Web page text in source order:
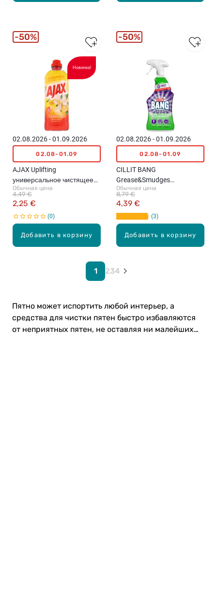
Новинка!
Добавить в корзину
02.08.2026 - 01.09.2026
02.08-01.09
AJAX Uplifting
универсальное чистящее
средство, 1л
Обычная цена
2,25 €
4,49 €
0
50%
Добавить в корзину
02.08.2026 - 01.09.2026
02.08-01.09
CILLIT BANG
Grease&Smudges
распыляемый очиститель
поверхностей, 750мл
Обычная цена
4,39 €
8,79 €
3
50%
1 234
Пятно может испортить любой интерьер, а
средства для чистки пятен быстро избавляются
от неприятных пятен, не оставляя ни малейших